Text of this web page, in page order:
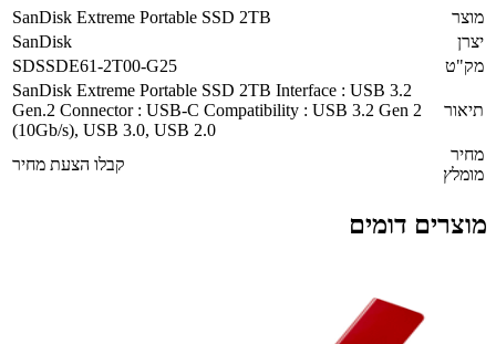
מוצר
SanDisk Extreme Portable SSD 2TB
יצרן
SanDisk
מק"ט
SDSSDE61-2T00-G25
תיאור
SanDisk Extreme Portable SSD 2TB Interface : USB 3.2
Gen.2 Connector : USB-C Compatibility : USB 3.2 Gen 2
(10Gb/s), USB 3.0, USB 2.0
מחיר
מומלץ
קבלו הצעת מחיר
מוצרים דומים